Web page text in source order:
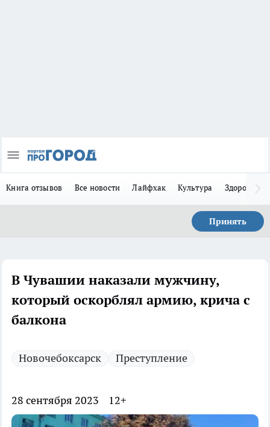
Книга отзывов Все новости Лайфхак Культура Здоровье
Принять
В Чувашии наказали мужчину,
который оскорблял армию, крича с
балкона
Новочебоксарск Преступление
28 сентября 2023 12+